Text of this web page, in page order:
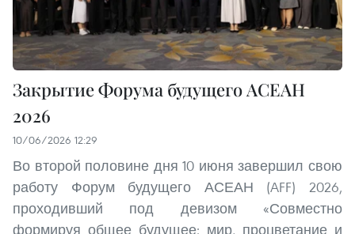
Закрытие Форума будущего АСЕАН
2026
10/06/2026 12:29
Во второй половине дня 10 июня завершил свою
работу Форум будущего АСЕАН (AFF) 2026,
проходивший под девизом «Совместно
формируя общее будущее: мир, процветание и